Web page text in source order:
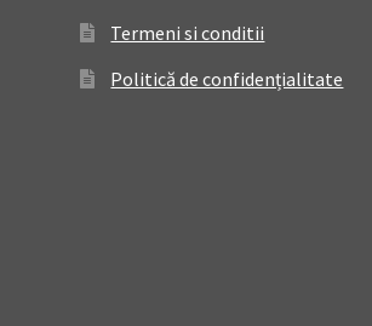
Termeni si conditii
Politică de confidențialitate